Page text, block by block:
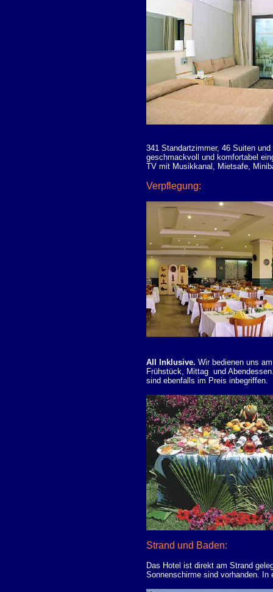
341 Standartzimmer, 46 Suiten
geschmackvoll und komfortabel
TV mit Musikkanal, Mietsafe,
Verpflegung:
All Inklusive. Wir bedienen uns
Frühstück, Mittag und
sind ebenfalls im Preis inbegriffen.
Strand und Baden:
Das Hotel ist direkt am Strand
Sonnenschirme sind vorhanden.